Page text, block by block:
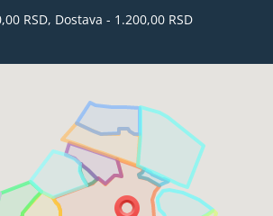
RSD, Dostava - 1.200,00 RSD